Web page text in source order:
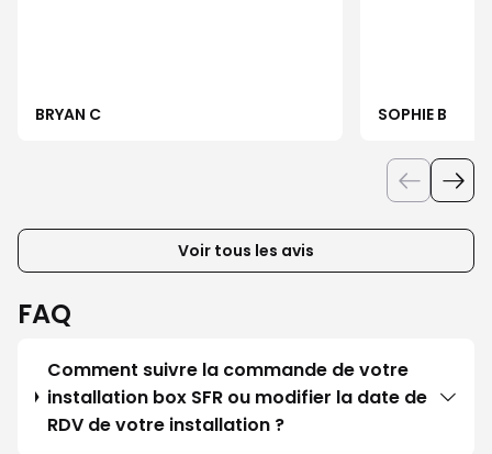
BRYAN C SOPHIE B
Voir tous les avis
FAQ
Comment suivre la commande de votre
installation box SFR ou modifier la date de
RDV de votre installation ?